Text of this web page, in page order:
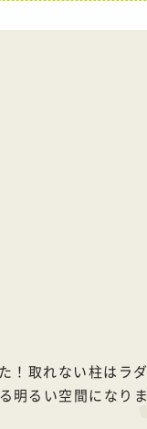
！取れない柱はラ
るい空間になりま